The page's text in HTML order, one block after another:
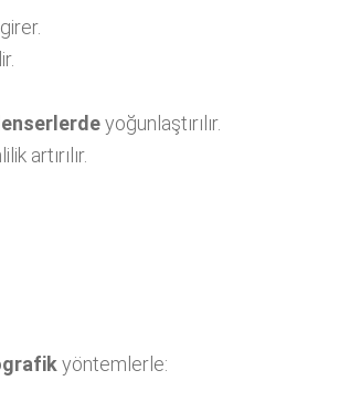
yoğunlaştırılır.
artırılır.
yöntemlerle: